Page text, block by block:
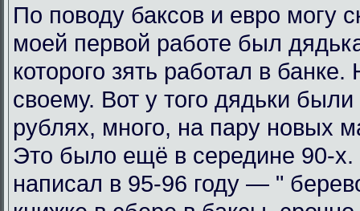
По поводу баксов и евро могу
моей первой работе был
которого зять работал в
своему. Вот у того дядьки
рублях, много, на пару новых
Это было ещё в середине 90-х.
написал в 95-96 году — "